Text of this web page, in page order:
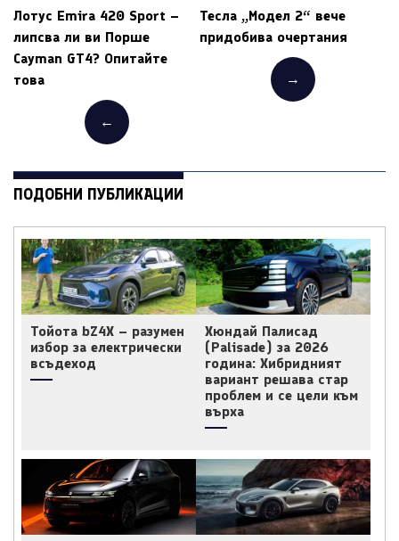
Лотус Emira 420 Sport –
липсва ли ви Порше
Cayman GT4? Опитайте
това
←
Тесла „Модел 2“ вече
придобива очертания
→
ПОДОБНИ ПУБЛИКАЦИИ
Тойота bZ4X – разумен
избор за електрически
всъдеход
Хюндай Палисад
(Palisade) за 2026
година: Хибридният
вариант решава стар
проблем и се цели към
върха